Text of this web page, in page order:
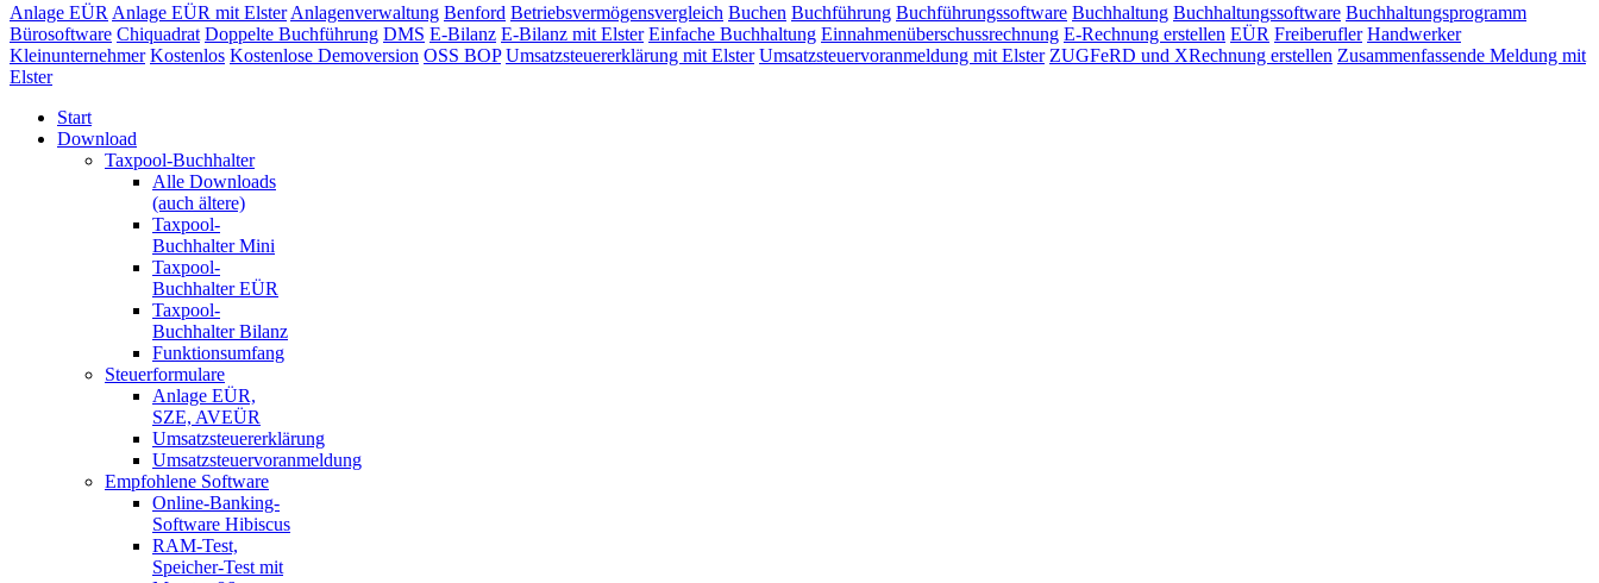
Anlage EÜR Anlage EÜR mit Elster Anlagenverwaltung Benford Betriebsvermögensvergleich Buchen Buchführung Buchführungssoftware Buchhaltung Buchhaltungssoftware Buchhaltungsprogramm
Bürosoftware Chiquadrat Doppelte Buchführung DMS E-Bilanz E-Bilanz mit Elster Einfache Buchhaltung Einnahmenüberschussrechnung E-Rechnung erstellen EÜR Freiberufler Handwerker
Kleinunternehmer Kostenlos Kostenlose Demoversion OSS BOP Umsatzsteuererklärung mit Elster Umsatzsteuervoranmeldung mit Elster ZUGFeRD und XRechnung erstellen Zusammenfassende Meldung mit
Elster
Start
Download
Taxpool-Buchhalter
Alle Downloads
(auch ältere)
Taxpool-
Buchhalter Mini
Taxpool-
Buchhalter EÜR
Taxpool-
Buchhalter Bilanz
Funktionsumfang
Steuerformulare
Anlage EÜR,
SZE, AVEÜR
Umsatzsteuererklärung
Umsatzsteuervoranmeldung
Empfohlene Software
Online-Banking-
Software Hibiscus
RAM-Test,
Speicher-Test mit